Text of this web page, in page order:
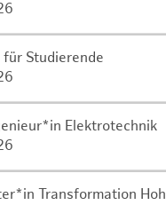
für Studierende
Elektrotechnik
Transformation